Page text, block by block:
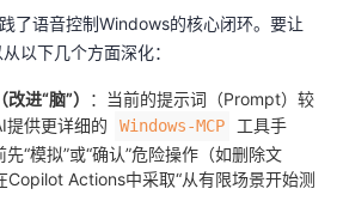
了语音控制Windows的核心闭环。要让
以下几个方面深化：
进“脑”）
：当前的提示词（Prompt）较
提供更详细的
Windows-MCP
工具手
“模拟”或“确认”危险操作（如删除文
Copilot Actions中采取“从有限场景开始测